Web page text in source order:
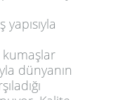
dünyanın